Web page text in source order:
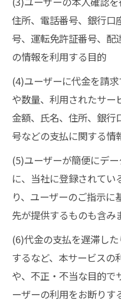
住所、電話番号、銀行口
号、運転免許証番号、配
の情報を利用する目的
(4)ユーザーに代金を請
や数量、利用されたサー
金額、氏名、住所、銀行
号などの支払に関する情
(5)ユーザーが簡便にデ
に、当社に登録されてい
り、ユーザーのご指示
先が提供するものも含
(6)代金の支払を遅滞し
するなど、本サービスの
や、不正・不当な目的で
ーザーの利用をお断り